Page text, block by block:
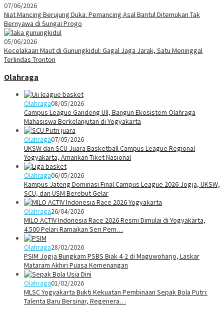
07/06/2026
Niat Mancing Berujung Duka: Pemancing Asal Bantul Ditemukan Tak
Bernyawa di Sungai Progo
05/06/2026
Kecelakaan Maut di Gunungkidul: Gagal Jaga Jarak, Satu Meninggal
Terlindas Tronton
Olahraga
Olahraga08/05/2026
Campus League Gandeng UII, Bangun Ekosistem Olahraga
Mahasiswa Berkelanjutan di Yogyakarta
Olahraga07/05/2026
UKSW dan SCU Juara Basketball Campus League Regional
Yogyakarta, Amankan Tiket Nasional
Olahraga06/05/2026
Kampus Jateng Dominasi Final Campus League 2026 Jogja, UKSW,
SCU, dan USM Berebut Gelar
Olahraga26/04/2026
MILO ACTIV Indonesia Race 2026 Resmi Dimulai di Yogyakarta,
4.500 Pelari Ramaikan Seri Pem…
Olahraga28/02/2026
PSIM Jogja Bungkam PSBS Biak 4-2 di Maguwoharjo, Laskar
Mataram Akhiri Puasa Kemenangan
Olahraga01/02/2026
MLSC Yogyakarta Bukti Kekuatan Pembinaan Sepak Bola Putri:
Talenta Baru Bersinar, Regenera…